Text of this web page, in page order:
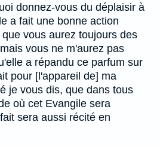
donnez-vous du déplaisir à
a fait une bonne action
que vous aurez toujours des
vous ne m'aurez pas
a répandu ce parfum sur
pour [l'appareil de] ma
je vous dis, que dans tous
où cet Evangile sera
sera aussi récité en